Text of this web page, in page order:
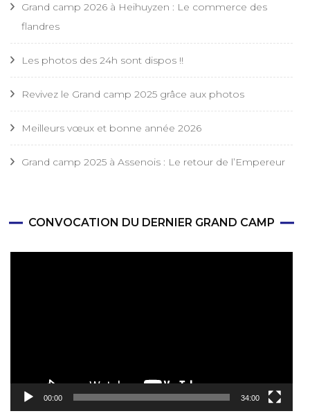
Grand camp 2026 à Heihuyzen : Le commerce des
flandres
Les photos des 24h sont dispos !!
Revivez le Grand camp 2025 grâce aux photos
Meilleurs vœux et bonne année 2026
Grand camp 2025 à Assenois : Le retour de l’Empereur
CONVOCATION DU DERNIER GRAND CAMP
00:00 34:00